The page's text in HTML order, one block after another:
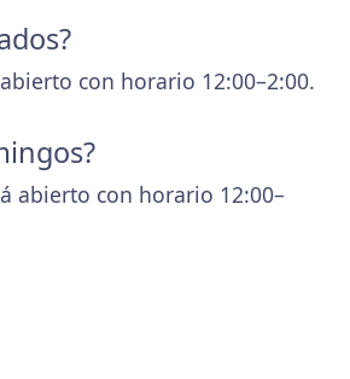
con horario 12:00–2:00.
abierto con horario 12:00–